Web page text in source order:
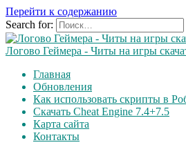
Перейти к содержанию
Search for:
Логово Геймера - Читы на игры
Главная
Обновления
Как использовать скрипты в
Скачать Cheat Engine 7.4+7.5
Карта сайта
Контакты